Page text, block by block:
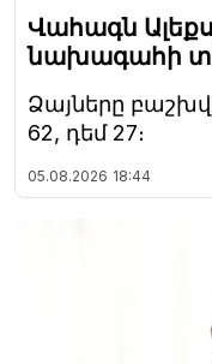
Վահագն
նախագահի
Ձայները
62, դեմ 27։
05.08.2026 18:44